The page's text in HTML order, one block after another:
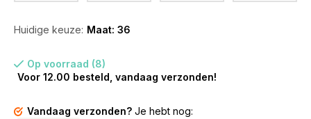
Huidige keuze: Maat: 36
Op voorraad (8)
Voor 12.00 besteld, vandaag verzonden!
Vandaag verzonden? Je hebt nog: